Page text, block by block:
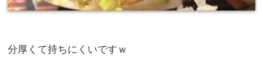
分厚くて持ちにくいですｗ